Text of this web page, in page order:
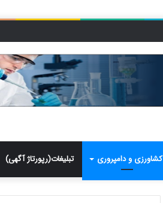
کشاورزی و دامپروری تبلیغات(رپورتاژ آگهی)